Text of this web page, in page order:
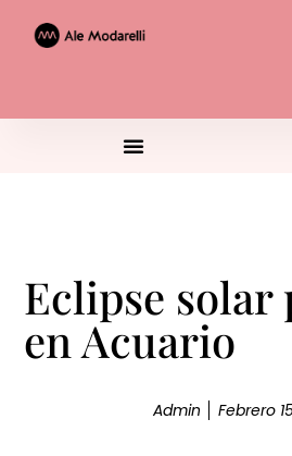
Eclipse solar
en Acuario
Admin Febrero